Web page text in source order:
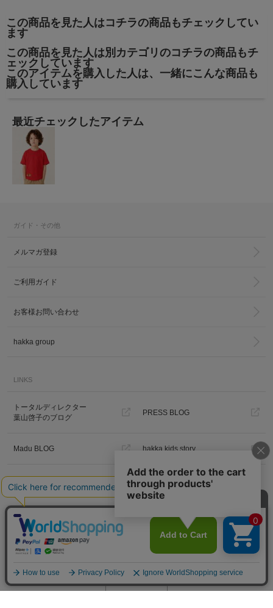
この商品を見た人はコチラの商品もチェックしてい
ます
この商品を見た人は別カテゴリのコチラの商品もチ
ェックしています
このアイテムを購入した人は、一緒にこんな商品も
購入しています
最近チェックしたアイテム
ガイド・その他
メルマガ登録
ご利用ガイド
お客様お問い合わせ
hakka group
LINKS
トータルディレクター
葉山啓子のブログ
PRESS BLOG
Madu BLOG hakka kids story
Hakka Online Shopギフトラッピ
ング
プライバシーポリシー ご利用規約